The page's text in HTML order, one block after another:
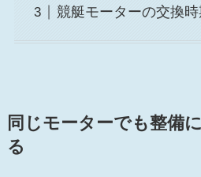
競艇モーターの交換時
同じモーターでも整備
る